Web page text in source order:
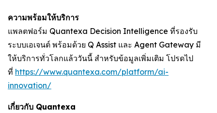
ความพร้อมให้บริการ
แพลตฟอร์ม Quantexa Decision Intelligence ที่รองรับ
ระบบเอเจนต์ พร้อมด้วย Q Assist และ Agent Gateway มี
ให้บริการทั่วโลกแล้ววันนี้ สำหรับข้อมูลเพิ่มเติม โปรดไป
ที่ https://www.quantexa.com/platform/ai-
innovation/
เกี่ยวกับ Quantexa